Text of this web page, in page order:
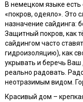
В немецком языке есть
«покров, одеяло». Это
назначение сайдинга:
Защитный покров, как
сайдингом часто
гидроизоляцию), как
укрывать и беречь Ваш
реально радовать.
неотразимым видом.
Красивый дом –